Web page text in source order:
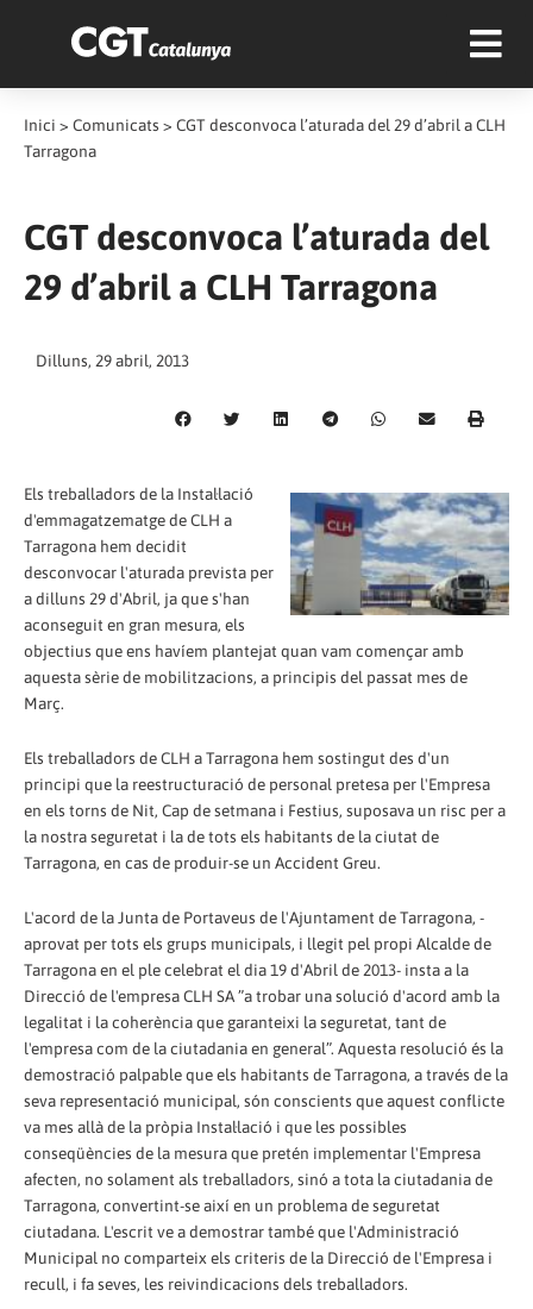
Inici > Comunicats > CGT desconvoca l’aturada del 29 d’abril a CLH
Tarragona
CGT desconvoca l’aturada del
29 d’abril a CLH Tarragona
Dilluns, 29 abril, 2013
Els treballadors de la Instal·lació
d'emmagatzematge de CLH a
Tarragona hem decidit
desconvocar l'aturada prevista per
a dilluns 29 d'Abril, ja que s'han
aconseguit en gran mesura, els
objectius que ens havíem plantejat quan vam començar amb
aquesta sèrie de mobilitzacions, a principis del passat mes de
Març.
Els treballadors de CLH a Tarragona hem sostingut des d'un
principi que la reestructuració de personal pretesa per l'Empresa
en els torns de Nit, Cap de setmana i Festius, suposava un risc per a
la nostra seguretat i la de tots els habitants de la ciutat de
Tarragona, en cas de produir-se un Accident Greu.
L'acord de la Junta de Portaveus de l'Ajuntament de Tarragona, -
aprovat per tots els grups municipals, i llegit pel propi Alcalde de
Tarragona en el ple celebrat el dia 19 d'Abril de 2013- insta a la
Direcció de l'empresa CLH SA ”a trobar una solució d'acord amb la
legalitat i la coherència que garanteixi la seguretat, tant de
l'empresa com de la ciutadania en general”. Aquesta resolució és la
demostració palpable que els habitants de Tarragona, a través de la
seva representació municipal, són conscients que aquest conflicte
va mes allà de la pròpia Instal·lació i que les possibles
conseqüències de la mesura que pretén implementar l'Empresa
afecten, no solament als treballadors, sinó a tota la ciutadania de
Tarragona, convertint-se així en un problema de seguretat
ciutadana. L'escrit ve a demostrar també que l'Administració
Municipal no comparteix els criteris de la Direcció de l'Empresa i
recull, i fa seves, les reivindicacions dels treballadors.